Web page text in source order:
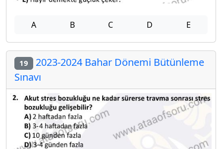
A B C D E
19 2023-2024 Bahar Dönemi Bütünleme
Sınavı